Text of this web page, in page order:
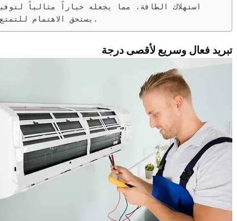
استهلاك الطاقة، مما يجعله خياراً مثالياً
يستحق الاهتمام للتمتع بجو مثالي في المنزل أو في أي مكان آخر.
تبريد فعال وسريع لأقصى درجة